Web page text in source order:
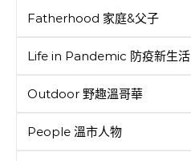
Fatherhood 家庭&父子
Life in Pandemic 防疫新生活
Outdoor 野趣溫哥華
People 溫市人物